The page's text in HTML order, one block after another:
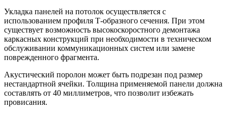
Укладка панелей на потолок осуществляется с
использованием профиля Т-образного сечения. При этом
существует возможность высокоскоростного демонтажа
каркасных конструкций при необходимости в техническом
обслуживании коммуникационных систем или замене
поврежденного фрагмента.
Акустический поролон может быть подрезан под размер
нестандартной ячейки. Толщина применяемой панели должна
составлять от 40 миллиметров, что позволит избежать
провисания.